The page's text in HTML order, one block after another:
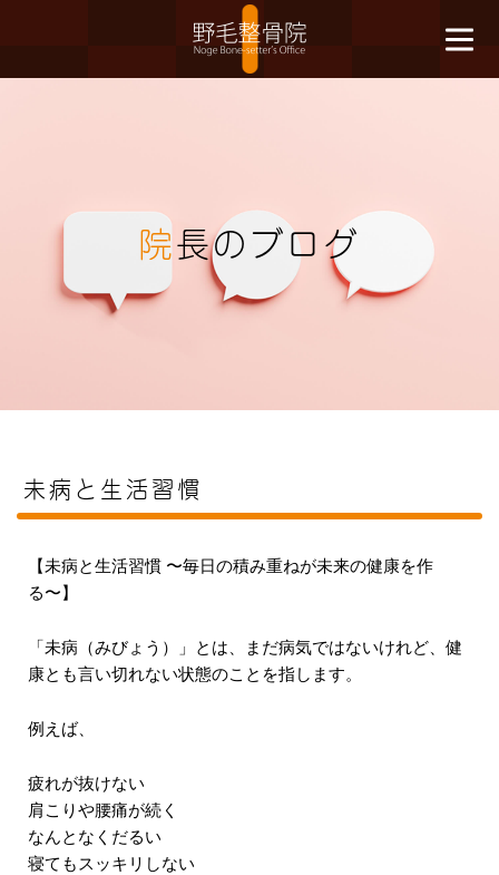
院長のブログ
未病と生活習慣
【未病と生活習慣 〜毎日の積み重ねが未来の健康を作
る〜】
「未病（みびょう）」とは、まだ病気ではないけれど、健
康とも言い切れない状態のことを指します。
例えば、
疲れが抜けない
肩こりや腰痛が続く
なんとなくだるい
寝てもスッキリしない